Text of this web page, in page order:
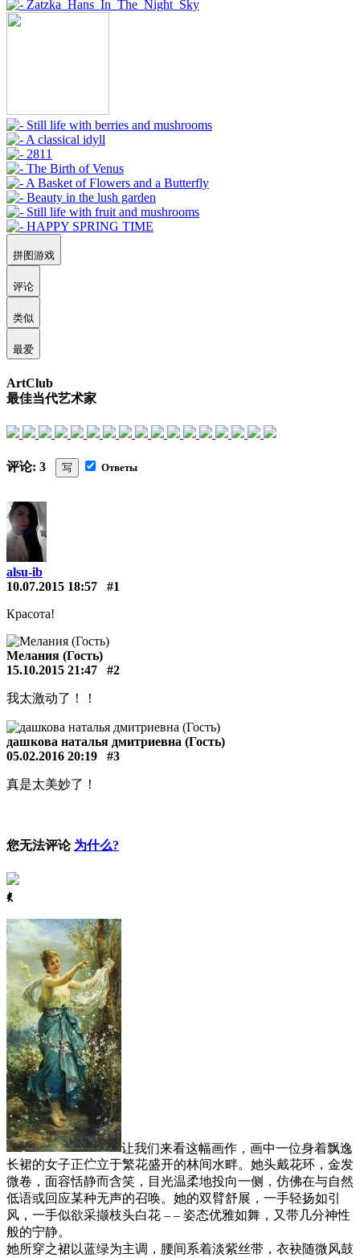
拼图游戏
评论
类似
最爱
ArtClub
最佳当代艺术家
评论: 3 写 Ответы
alsu-ib
10.07.2015 18:57
#1
Красота!
Мелания (Гость)
15.10.2015 21:47
#2
我太激动了！！
дашкова наталья дмитриевна (Гость)
05.02.2016 20:19
#3
真是太美妙了！
您无法评论 为什么?
ꈅ
让我们来看这幅画作，画中一位身着飘逸
长裙的女子正伫立于繁花盛开的林间水畔。她头戴花环，金发
微卷，面容恬静而含笑，目光温柔地投向一侧，仿佛在与自然
低语或回应某种无声的召唤。她的双臂舒展，一手轻扬如引
风，一手似欲采撷枝头白花 – – 姿态优雅如舞，又带几分神性
般的宁静。
她所穿之裙以蓝绿为主调，腰间系着淡紫丝带，衣袂随微风鼓